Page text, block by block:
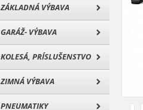
ZÁKLADNÁ VÝBAVA
GARÁŽ- VÝBAVA
KOLESÁ, PRÍSLUŠENSTVO
ZIMNÁ VÝBAVA
PNEUMATIKY